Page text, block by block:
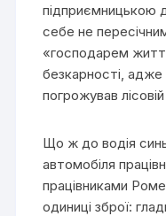
підприємницькою
себе не
«господарем
безкарності, адже
погрожував
Що ж до водія
автомобіля
працівниками
одиниці зброї: